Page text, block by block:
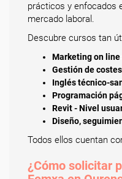
prácticos y enfocados
mercado laboral.
Descubre cursos tan
Marketing on
Gestión de costes
Inglés técnico-
Programación
Revit - Nivel
Diseño,
Todos ellos cuentan
¿Cómo solicitar